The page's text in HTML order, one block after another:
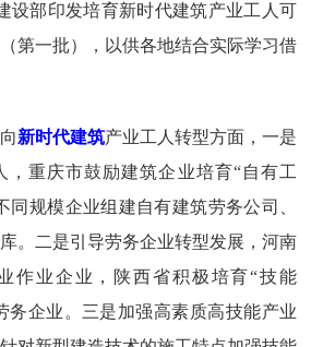
设部印发培育新时代建筑产业工人可
第一批），以供各地结合实际学习借
新时代建筑产业工人转型方面，一是
，重庆市鼓励建筑企业培育“自有工
同规模企业组建自有建筑劳务公司、
。二是引导劳务企业转型发展，河南
作业企业，陕西省积极培育“技能
务企业。三是加强高素质高技能产业